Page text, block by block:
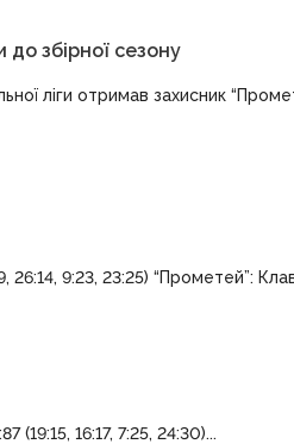
збірної сезону
ліги отримав захисник
26:14, 9:23, 23:25) “Прометей”:
(19:15, 16:17, 7:25, 24:30)...